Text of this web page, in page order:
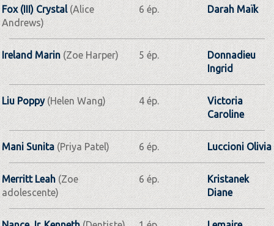
Fox (III) Crystal (Alice
Andrews)
6 ép. Darah Maïk
Ireland Marin(Zoe Harper) 5 ép.
Donnadieu
Ingrid
Liu Poppy(Helen Wang) 4 ép.
Victoria
Caroline
Mani Sunita (Priya Patel) 6 ép. Luccioni Olivia
Merritt Leah (Zoe
adolescente)
6 ép.
Kristanek
Diane